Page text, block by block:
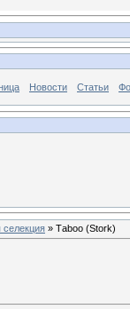
Новости Статьи
» Tаboo (Stork)